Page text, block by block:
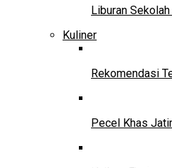
Liburan
Kuliner
Rekomendasi
Pecel Khas